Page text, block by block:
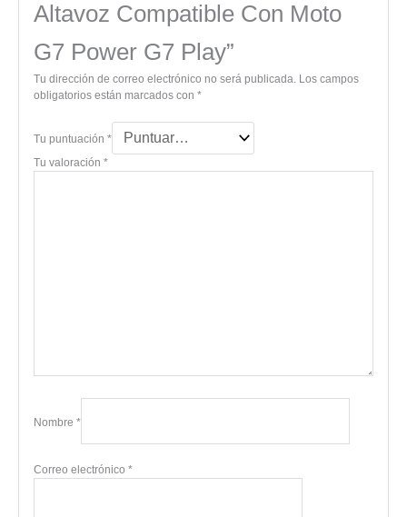
Altavoz Compatible Con Moto
G7 Power G7 Play”
Tu dirección de correo electrónico no será publicada. Los campos
obligatorios están marcados con *
Tu puntuación *
Tu valoración *
Nombre *
Correo electrónico *